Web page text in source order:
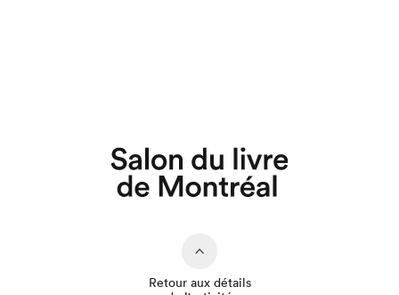
Retour aux détails